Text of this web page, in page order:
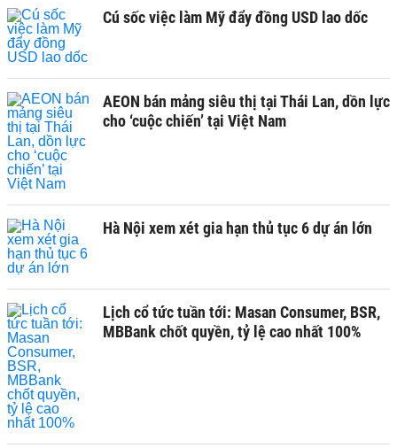
Cú sốc việc làm Mỹ đẩy đồng USD lao dốc
AEON bán mảng siêu thị tại Thái Lan, dồn lực
cho ‘cuộc chiến’ tại Việt Nam
Hà Nội xem xét gia hạn thủ tục 6 dự án lớn
Lịch cổ tức tuần tới: Masan Consumer, BSR,
MBBank chốt quyền, tỷ lệ cao nhất 100%